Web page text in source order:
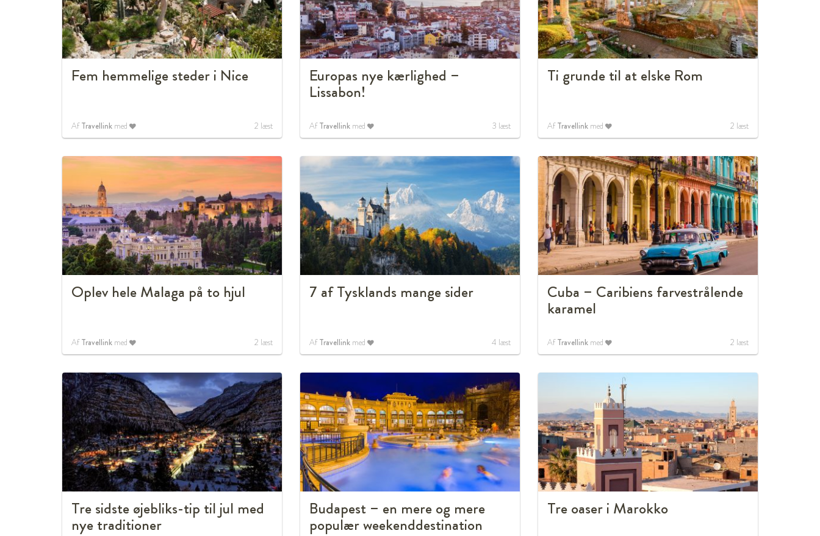
Fem hemmelige steder i Nice
AfTravellink med 2 læst
Europas nye kærlighed –
Lissabon!
AfTravellink med 3 læst
Ti grunde til at elske Rom
AfTravellink med 2 læst
Oplev hele Malaga på to hjul
AfTravellink med 2 læst
7 af Tysklands mange sider
AfTravellink med 4 læst
Cuba – Caribiens farvestrålende
karamel
AfTravellink med 2 læst
Tre sidste øjebliks-tip til jul med
nye traditioner
Budapest – en mere og mere
populær weekenddestination
Tre oaser i Marokko